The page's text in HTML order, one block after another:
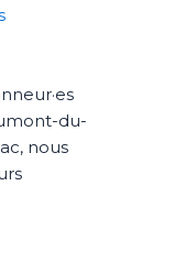
du-
nous